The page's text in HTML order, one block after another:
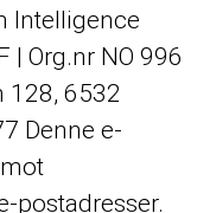
Intelligence
| Org.nr NO 996
128, 6532
Denne e-
postadresser.